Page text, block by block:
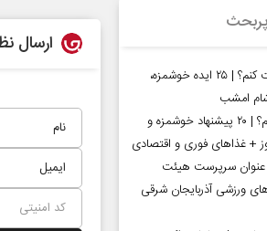
ارسال
پربحث
برای شام چی درست کنم؟ | ۲۵ ایده خوشمزه،
امشب
ناهار چی درست کنم؟ | ۲۰ پیشنهاد خوشمزه و
+ غذاهای فوری و اقتصادی
عنوان سرپرست هیئت
ورزشی آذربایجان شرقی
رحمت‌الله نوروزی - عضو کمیسیون اجتماعی
مجلس